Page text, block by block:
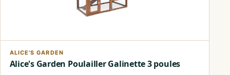
ALICE'S GARDEN
Alice's Garden Poulailler Galinette 3 poules